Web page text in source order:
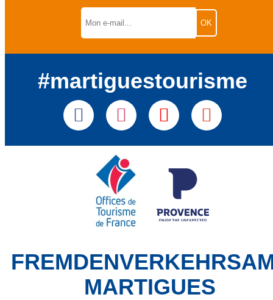
#martiguestourisme
MARTIGUES